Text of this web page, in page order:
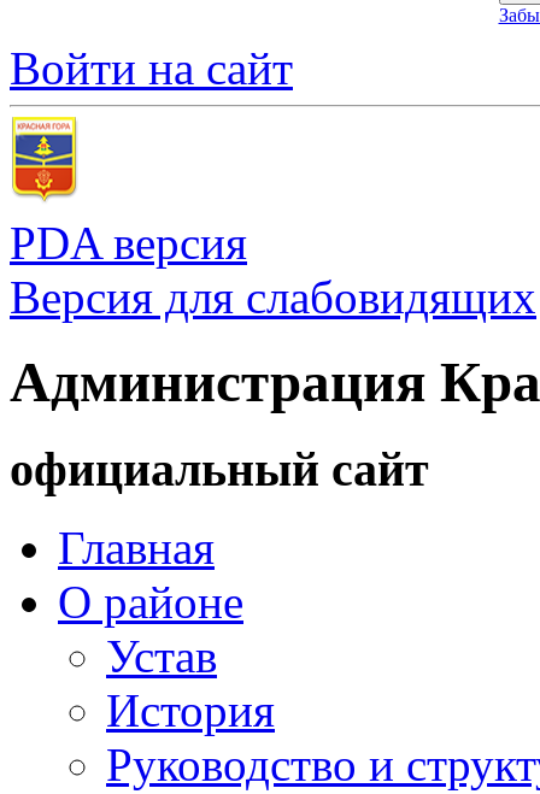
Войти на сайт
PDA версия
Версия для слабовидящих
Администрация
официальный сайт
Главная
О районе
Устав
История
Руководство и